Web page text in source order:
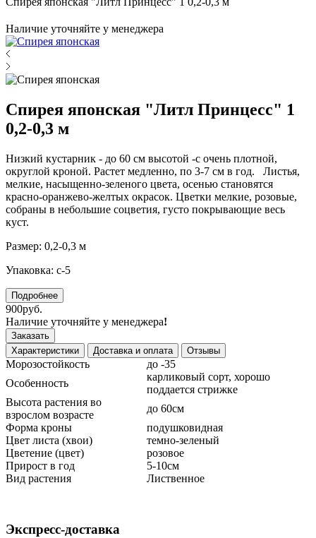
Наличие уточняйте у менеджера
Спирея японская "Литл Принцесс" 1
0,2-0,3 м
Низкий кустарник - до 60 см высотой -с очень плотной,
округлой кроной. Растет медленно, по 3-7 см в год. Листья,
мелкие, насыщенно-зеленого цвета, осенью становятся
красно-оранжево-желтых окрасок. Цветки мелкие, розовые,
собраны в небольшие соцветия, густо покрывающие весь
куст.
Размер: 0,2-0,3 м
Упаковка: с-5
Подробнее
900руб.
Наличие уточняйте у менеджера!
Заказать
Характеристики
Доставка и оплата Отзывы
Морозостойкость
до -35
Особенность
карликовый сорт, хорошо
поддается стрижке
Высота растения во
взрослом возрасте
до 60см
Форма кроны
подушковидная
Цвет листа (хвои)
темно-зеленый
Цветение (цвет)
розовое
Прирост в год
5-10см
Вид растения
Лиственное
Экспресс-доставка